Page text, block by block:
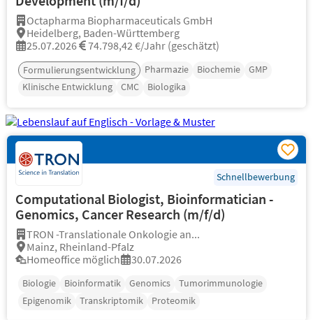
Octapharma Biopharmaceuticals GmbH
Heidelberg, Baden-Württemberg
25.07.2026
74.798,42 €/Jahr (geschätzt)
Formulierungsentwicklung Pharmazie Biochemie
GMP
Klinische Entwicklung
CMC Biologika
Schnellbewerbung
Computational Biologist, Bioinformatician -
Genomics, Cancer Research (m/f/d)
TRON -Translationale Onkologie an...
Mainz, Rheinland-Pfalz
Homeoffice möglich
30.07.2026
Biologie Bioinformatik Genomics
Tumorimmunologie
Epigenomik
Transkriptomik Proteomik